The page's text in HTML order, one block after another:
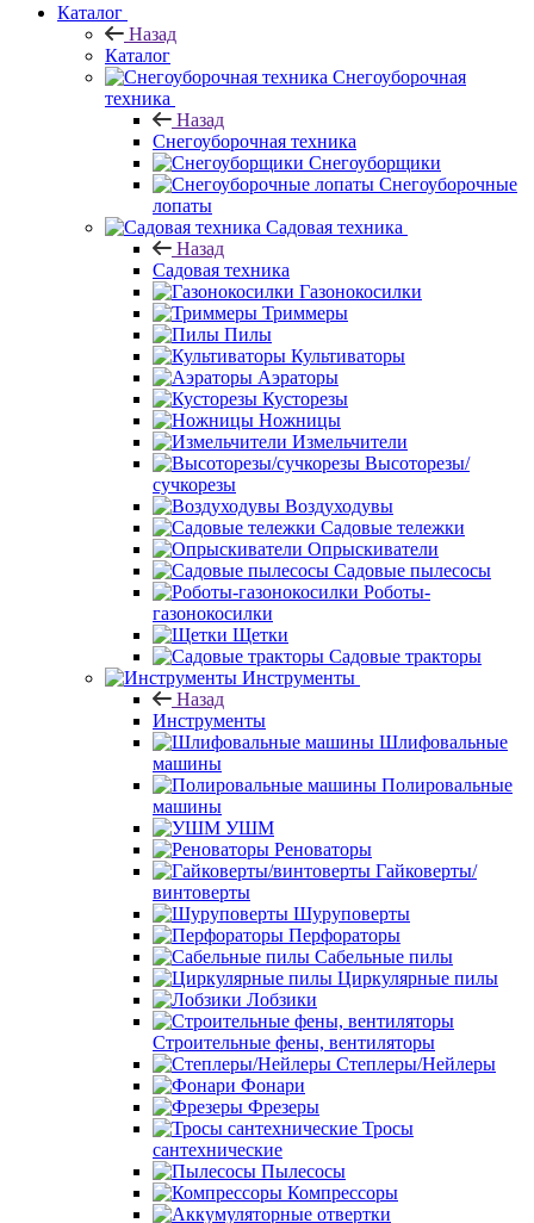
Каталог
Назад
Каталог
Снегоуборочная
техника
Назад
Снегоуборочная техника
Снегоуборщики
Снегоуборочные
лопаты
Садовая техника
Назад
Садовая техника
Газонокосилки
Триммеры
Пилы
Культиваторы
Аэраторы
Кусторезы
Ножницы
Измельчители
Высоторезы/
сучкорезы
Воздуходувы
Садовые тележки
Опрыскиватели
Садовые пылесосы
Роботы-
газонокосилки
Щетки
Садовые тракторы
Инструменты
Назад
Инструменты
Шлифовальные
машины
Полировальные
машины
УШМ
Реноваторы
Гайковерты/
винтоверты
Шуруповерты
Перфораторы
Сабельные пилы
Циркулярные пилы
Лобзики
Строительные фены, вентиляторы
Степлеры/Нейлеры
Фонари
Фрезеры
Тросы
сантехнические
Пылесосы
Компрессоры